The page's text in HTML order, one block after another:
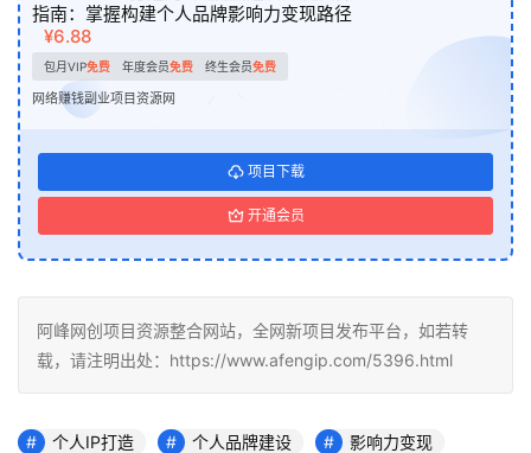
指南：掌握构建个人品牌影响力变现路径
¥6.88
包月VIP免费 年度会员免费 终生会员免费
网络赚钱副业项目资源网
项目下载
开通会员
阿峰网创项目资源整合网站，全网新项目发布平台，如若转
载，请注明出处：https://www.afengip.com/5396.html
个人IP打造 个人品牌建设
影响力变现